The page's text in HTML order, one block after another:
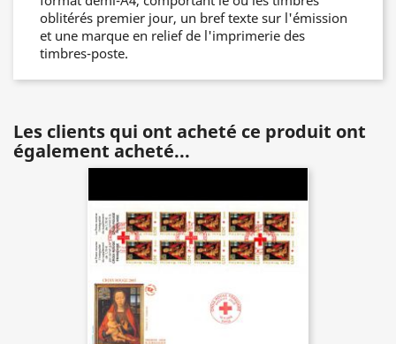
oblitérés premier jour, un bref texte sur l'émission
et une marque en relief de l'imprimerie des
timbres-poste.
Les clients qui ont acheté ce produit ont
également acheté...